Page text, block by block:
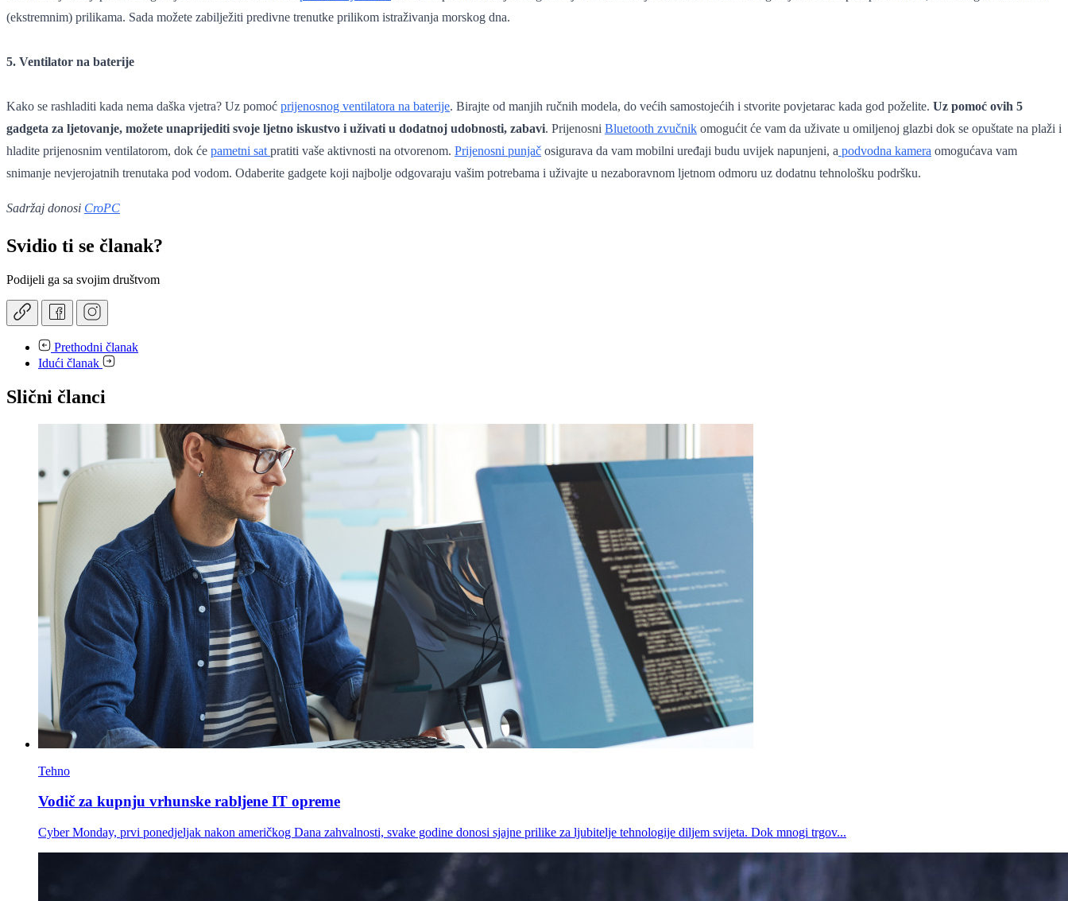
(ekstremnim) prilikama. Sada možete zabilježiti predivne trenutke prilikom istraživanja morskog dna.
5. Ventilator na baterije
Kako se rashladiti kada nema daška vjetra? Uz pomoć prijenosnog ventilatora na baterije. Birajte od manjih ručnih modela, do većih samostojećih i stvorite povjetarac kada god poželite. Uz pomoć ovih 5
gadgeta za ljetovanje, možete unaprijediti svoje ljetno iskustvo i uživati u dodatnoj udobnosti, zabavi. Prijenosni Bluetooth zvučnik omogućit će vam da uživate u omiljenoj glazbi dok se opuštate na plaži i
hladite prijenosnim ventilatorom, dok će pametni sat pratiti vaše aktivnosti na otvorenom. Prijenosni punjač osigurava da vam mobilni uređaji budu uvijek napunjeni, a podvodna kamera omogućava vam
snimanje nevjerojatnih trenutaka pod vodom. Odaberite gadgete koji najbolje odgovaraju vašim potrebama i uživajte u nezaboravnom ljetnom odmoru uz dodatnu tehnološku podršku.
Sadržaj donosi CroPC
Svidio ti se članak?
Podijeli ga sa svojim društvom
Prethodni članak
Idući članak
Slični članci
Tehno
Vodič za kupnju vrhunske rabljene IT opreme
Cyber Monday, prvi ponedjeljak nakon američkog Dana zahvalnosti, svake godine donosi sjajne prilike za ljubitelje tehnologije diljem svijeta. Dok mnogi trgov...